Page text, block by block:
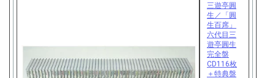
三遊亭圓
生／「圓
生百席」
六代目三
遊亭圓生
完全盤
CD116枚
＋特典盤